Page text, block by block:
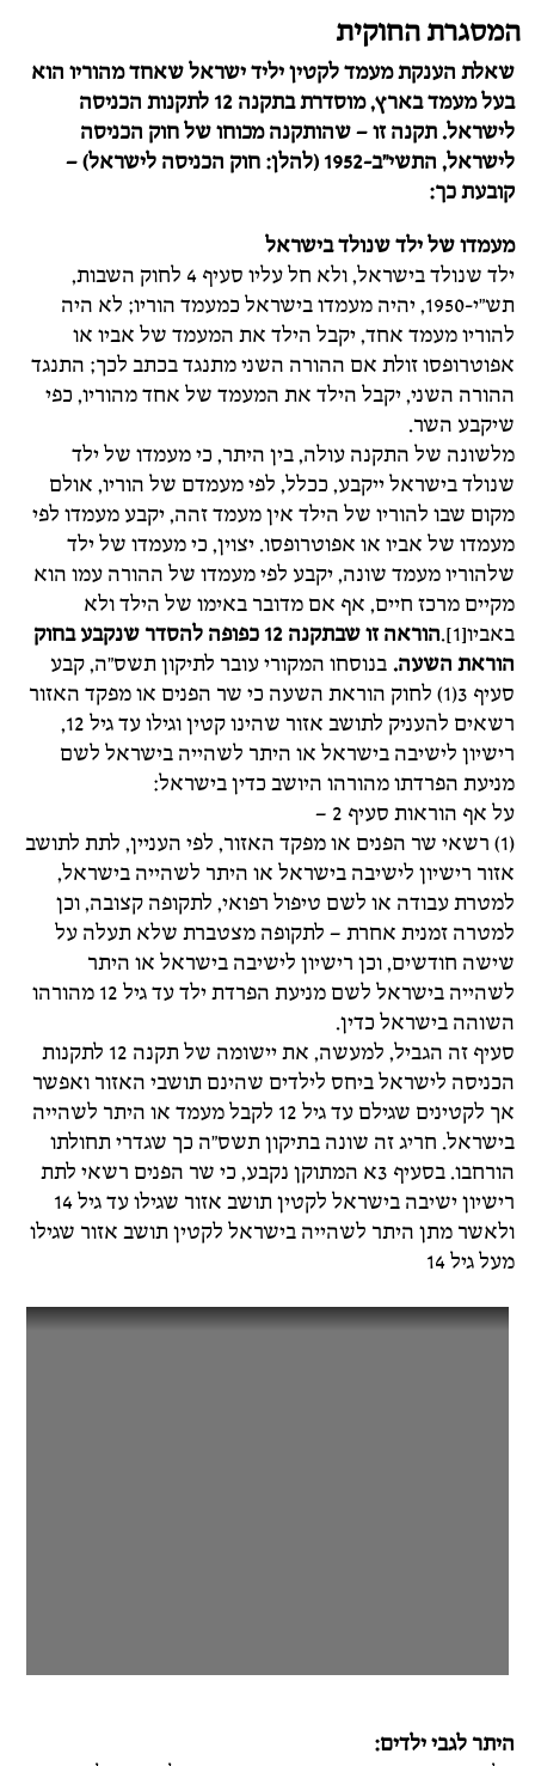
המסגרת החוקית
שאלת הענקת מעמד לקטין יליד ישראל שאחד מהוריו הוא
בעל מעמד בארץ, מוסדרת בתקנה 12 לתקנות הכניסה
לישראל. תקנה זו – שהותקנה מכוחו של חוק הכניסה
לישראל, התשי"ב-1952 (להלן: חוק הכניסה לישראל) –
קובעת כך:
מעמדו של ילד שנולד בישראל
ילד שנולד בישראל, ולא חל עליו סעיף 4 לחוק השבות,
תש"י-1950, יהיה מעמדו בישראל כמעמד הוריו; לא היה
להוריו מעמד אחד, יקבל הילד את המעמד של אביו או
אפוטרופסו זולת אם ההורה השני מתנגד בכתב לכך; התנגד
ההורה השני, יקבל הילד את המעמד של אחד מהוריו, כפי
שיקבע השר.
מלשונה של התקנה עולה, בין היתר, כי מעמדו של ילד
שנולד בישראל ייקבע, ככלל, לפי מעמדם של הוריו, אולם
מקום שבו להוריו של הילד אין מעמד זהה, יקבע מעמדו לפי
מעמדו של אביו או אפוטרופסו. יצוין, כי מעמדו של ילד
שלהוריו מעמד שונה, יקבע לפי מעמדו של ההורה עמו הוא
מקיים מרכז חיים, אף אם מדובר באימו של הילד ולא
באביו[1].
הוראה זו שבתקנה 12 כפופה להסדר שנקבע בחוק
הוראת השעה. בנוסחו המקורי עובר לתיקון תשס"ה, קבע
סעיף 3(1) לחוק הוראת השעה כי שר הפנים או מפקד האזור
רשאים להעניק לתושב אזור שהינו קטין וגילו עד גיל 12,
רישיון לישיבה בישראל או היתר לשהייה בישראל לשם
מניעת הפרדתו מהורהו היושב כדין בישראל:
על אף הוראות סעיף 2 –
(1) רשאי שר הפנים או מפקד האזור, לפי העניין, לתת לתושב
אזור רישיון לישיבה בישראל או היתר לשהייה בישראל,
למטרת עבודה או לשם טיפול רפואי, לתקופה קצובה, וכן
למטרה זמנית אחרת – לתקופה מצטברת שלא תעלה על
שישה חודשים, וכן רישיון לישיבה בישראל או היתר
לשהייה בישראל לשם מניעת הפרדת ילד עד גיל 12 מהורהו
השוהה בישראל כדין.
סעיף זה הגביל, למעשה, את יישומה של תקנה 12 לתקנות
הכניסה לישראל ביחס לילדים שהינם תושבי האזור ואפשר
אך לקטינים שגילם עד גיל 12 לקבל מעמד או היתר לשהייה
בישראל. חריג זה שונה בתיקון תשס"ה כך שגדרי תחולתו
הורחבו. בסעיף 3א המתוקן נקבע, כי שר הפנים רשאי לתת
רישיון ישיבה בישראל לקטין תושב אזור שגילו עד גיל 14
ולאשר מתן היתר לשהייה בישראל לקטין תושב אזור שגילו
מעל גיל 14
היתר לגבי ילדים: